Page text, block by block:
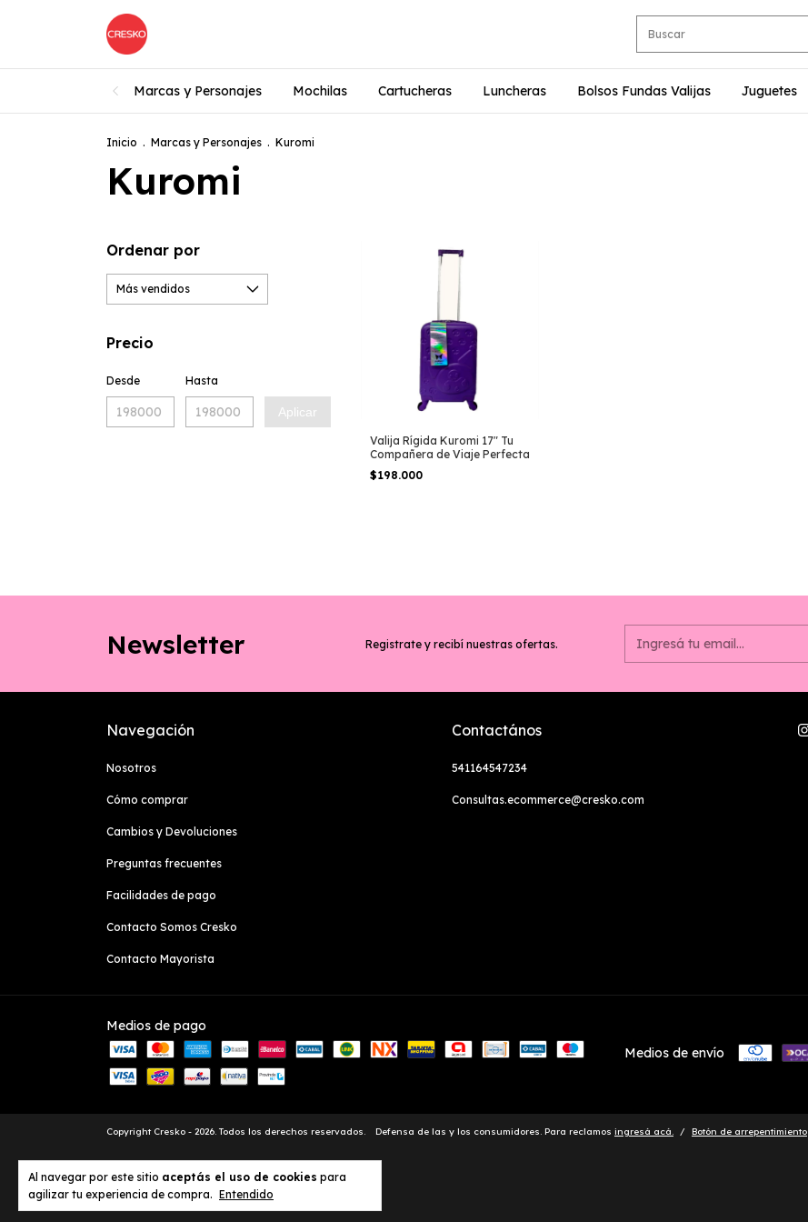
Marcas y Personajes Mochilas Cartucheras Luncheras Bolsos Fundas Valijas Juguetes
Al navegar por este sitio aceptás el uso de cookies para
agilizar tu experiencia de compra. Entendido
Inicio . Marcas y Personajes . Kuromi
Kuromi
Ordenar por
Precio
Desde Hasta
Aplicar
Valija Rígida Kuromi 17" Tu
Compañera de Viaje Perfecta
$198.000
Newsletter Registrate y recibí nuestras ofertas.
Navegación
Nosotros
Cómo comprar
Cambios y Devoluciones
Preguntas frecuentes
Facilidades de pago
Contacto Somos Cresko
Contacto Mayorista
Contactános
541164547234
Consultas.ecommerce@cresko.com
Medios de pago
Medios de envío
Copyright Cresko - 2026. Todos los derechos reservados. Defensa de las y los consumidores. Para reclamos ingresá acá. / Botón de arrepentimiento